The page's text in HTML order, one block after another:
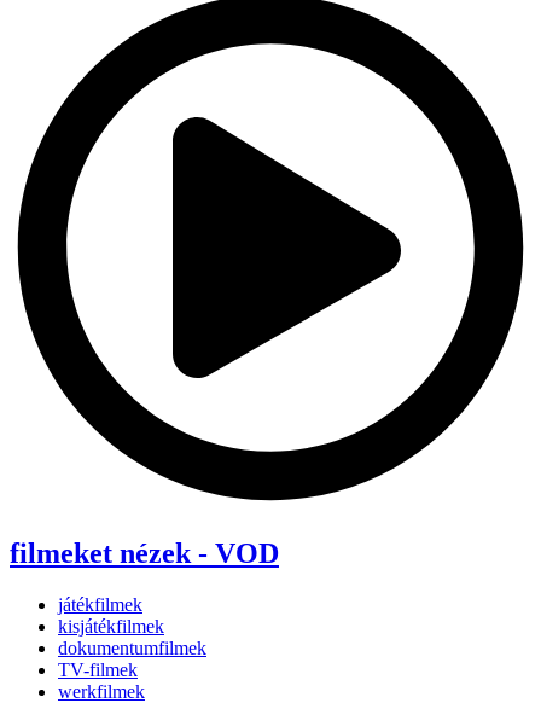
filmeket nézek - VOD
játékfilmek
kisjátékfilmek
dokumentumfilmek
TV-filmek
werkfilmek